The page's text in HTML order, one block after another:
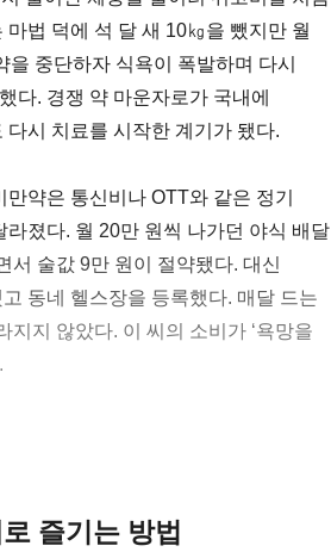
법 덕에 석 달 새 10㎏을 뺐지만 월
중단하자 식욕이 폭발하며 다시
다. 경쟁 약 마운자로가 국내에
시 치료를 시작한 계기가 됐다.
약은 통신비나 OTT와 같은 정기
졌다. 월 20만 원씩 나가던 야식 배달
서 술값 9만 원이 절약됐다. 대신
동네 헬스장을 등록했다. 매달 드는
지 않았다. 이 씨의 소비가 ‘욕망을
즐기는 방법